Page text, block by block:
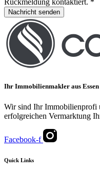
Rückmeldung kontaktiert. *
Nachricht senden
Ihr Immobilienmakler aus Essen
Wir sind Ihr Immobilienprofi
erfolgreichen Vermarktung
Facebook-f
Quick Links